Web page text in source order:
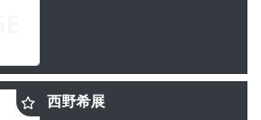
西野希展